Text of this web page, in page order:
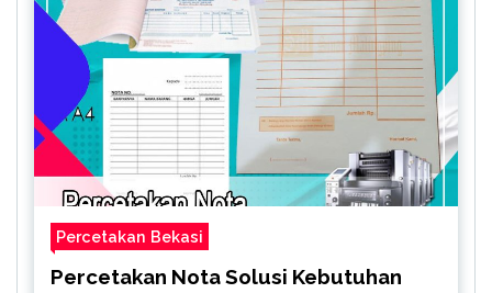
Percetakan Bekasi
Percetakan Nota Solusi Kebutuhan